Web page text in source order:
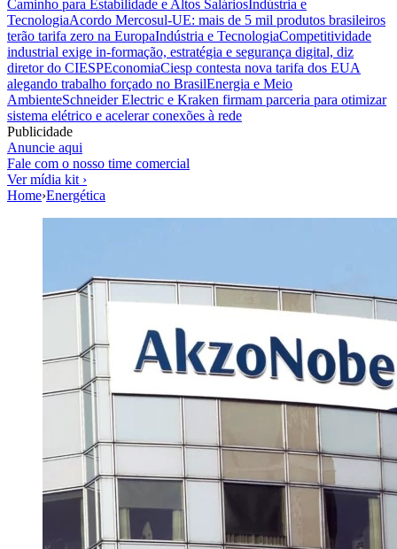
Caminho para Estabilidade e Altos SaláriosIndústria e
TecnologiaAcordo Mercosul-UE: mais de 5 mil produtos brasileiros
terão tarifa zero na EuropaIndústria e TecnologiaCompetitividade
industrial exige in-formação, estratégia e segurança digital, diz
diretor do CIESPEconomiaCiesp contesta nova tarifa dos EUA
alegando trabalho forçado no BrasilEnergia e Meio
AmbienteSchneider Electric e Kraken firmam parceria para otimizar
sistema elétrico e acelerar conexões à rede
Publicidade
Anuncie aqui
Fale com o nosso time comercial
Ver mídia kit ›
Home›Energética